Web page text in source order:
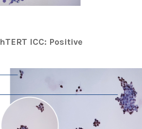
hTERT ICC: Positive